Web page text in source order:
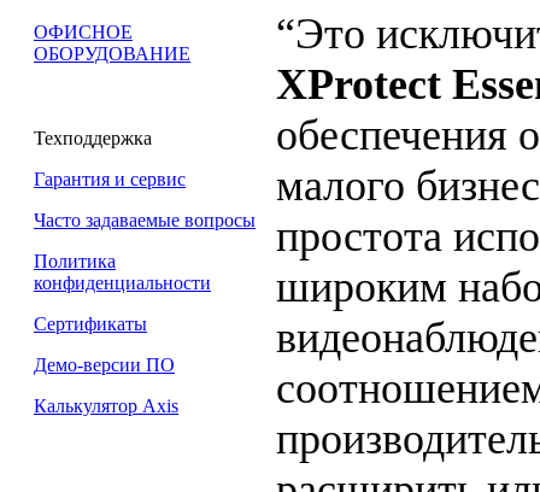
ОФИСНОЕ
ОБОРУДОВАНИЕ
Техподдержка
Гарантия и сервис
Часто задаваемые вопросы
Политика
конфиденциальности
Сертификаты
Демо-версии ПО
Калькулятор Axis
“Это
XProtect
обеспечения
малого
простота
широким